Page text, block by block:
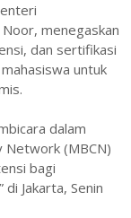
menegaskan
dan sertifikasi
untuk
dalam
Network (MBCN)
bagi
Jakarta, Senin